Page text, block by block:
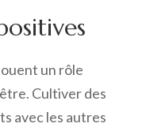
un rôle
Cultiver des
avec les autres